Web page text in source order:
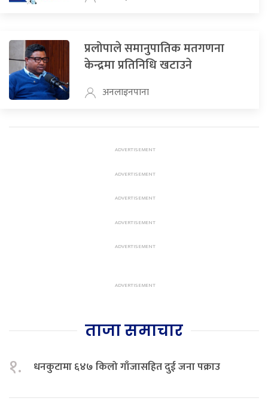
प्रलोपाले समानुपातिक मतगणना
केन्द्रमा प्रतिनिधि खटाउने
अनलाइनपाना
ताजा समाचार
१. धनकुटामा ६४७ किलो गाँजासहित दुई जना पक्राउ